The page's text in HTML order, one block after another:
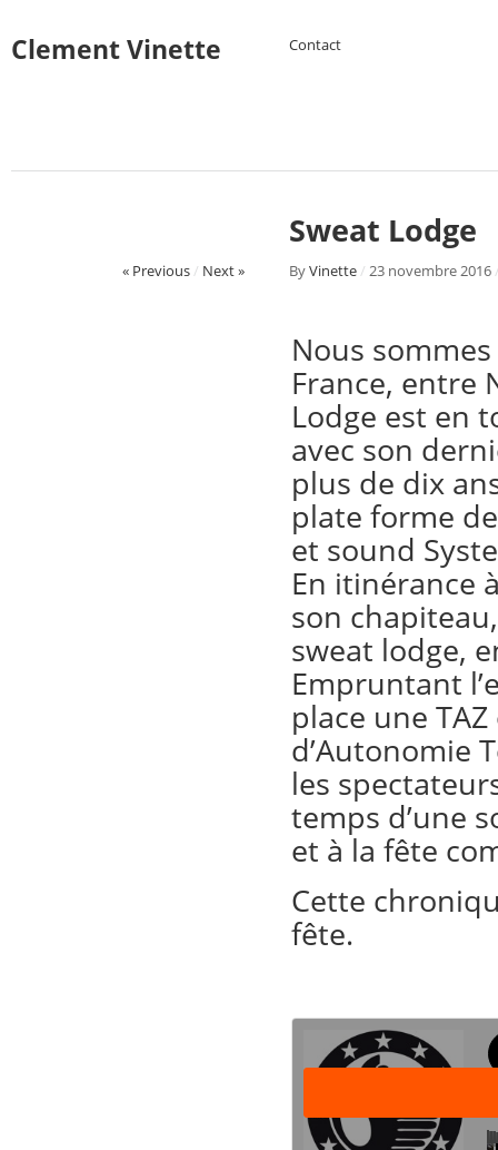
Clement Vinette Contact
Sweat Lodge
« Previous / Next » ByVinette / 23 novembre 2016
Nous
France, entre
Lodge est en
avec son
plus de dix
plate forme
et sound
En itinérance
son
sweat lodge,
Empruntant
place une
d’Autonomie
les
temps d’une
et à la fête
Cette
fête.